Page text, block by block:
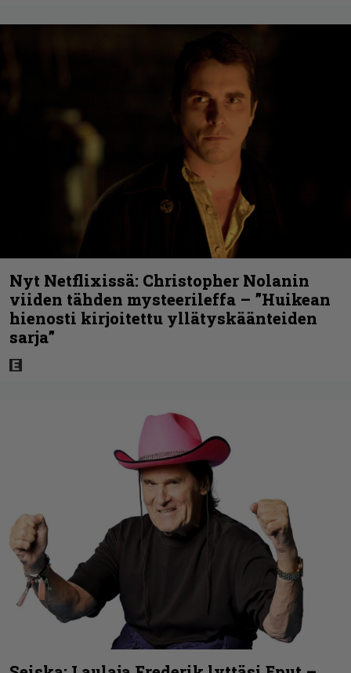
Nyt Netflixissä: Christopher Nolanin
viiden tähden mysteerileffa – ”Huikean
hienosti kirjoitettu yllätyskäänteiden
sarja”